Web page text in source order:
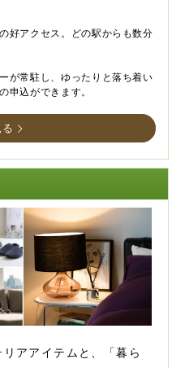
好アクセス。どの駅からも数分
が常駐し、ゆったりと落ち着い
申込ができます。
アアイテムと、「暮ら